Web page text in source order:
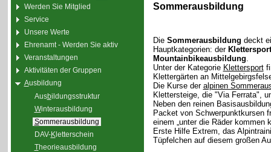
Werden Sie Mitglied
Service
Unsere Werte
Ehrenamt - Werden Sie aktiv
Veranstaltungen
Aktivitäten der Gruppen
Ausbildung
Ausbildungsstruktur
Winterausbildung
Sommerausbildung
DAV-Kletterschein
Theorieausbildung
Sommerausbildung
Die Sommerausbildung deckt
Hauptkategorien: der
Mountainbikeausbildung.
Unter der Kategorie Klettersport
Klettergärten an
Die Kurse der alpinen
Klettersteige, die "Via Ferrata",
Neben den reinen
Packet von Schwerpunktkursen
einem „unter die Räder kommen
Erste Hilfe Extrem, das
Tüpfelchen auf diesem großen